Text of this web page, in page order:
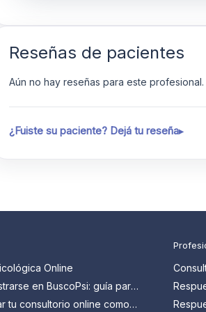
Reseñas de pacientes
Aún no hay reseñas para este
¿Fuiste su paciente? Dejá tu reseña
Online
en BuscoPsi: guía para
quieren conseguir más
tu consultorio online como